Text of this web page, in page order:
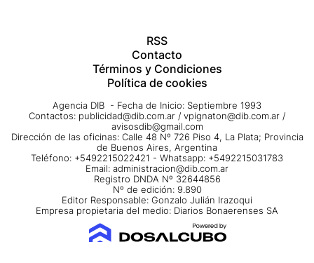
RSS
Contacto
Términos y Condiciones
Política de cookies
Agencia DIB - Fecha de Inicio: Septiembre 1993
Contactos: publicidad@dib.com.ar / vpignaton@dib.com.ar /
avisosdib@gmail.com
Dirección de las oficinas: Calle 48 Nº 726 Piso 4, La Plata; Provincia
de Buenos Aires, Argentina
Teléfono: +5492215022421 - Whatsapp: +5492215031783
Email: administracion@dib.com.ar
Registro DNDA Nº 32644856
Nº de edición: 9.890
Editor Responsable: Gonzalo Julián Irazoqui
Empresa propietaria del medio: Diarios Bonaerenses SA